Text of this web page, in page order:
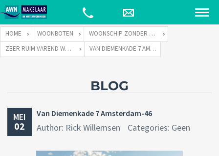
HOME WOONBOTEN
WOONSCHIP ZONDER LIGPLAATS
ZEER RUIM VAREND WOONSCHIP ZONDER LIGPLAATS
VAN DIEMENKADE 7 AMSTERDAM-46
BLOG
MEI
02
Van Diemenkade 7 Amsterdam-46
Author: Rick Willemsen Categories: Geen